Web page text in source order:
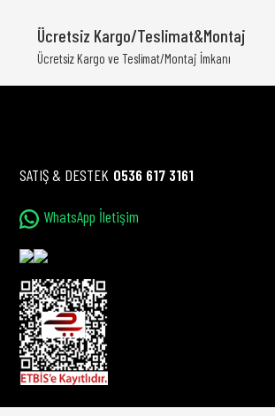
Ürün açıklamasında eksik bilgiler bulunuyor.
Ürün bilgilerinde hatalar bulunuyor.
Ürün fiyatı diğer sitelerden daha pahalı.
Ücretsiz Kargo/Teslimat&Montaj
Ücretsiz Kargo ve Teslimat/Montaj İmkanı
SATIŞ & DESTEK 0536 617 3161
WhatsApp İletişim